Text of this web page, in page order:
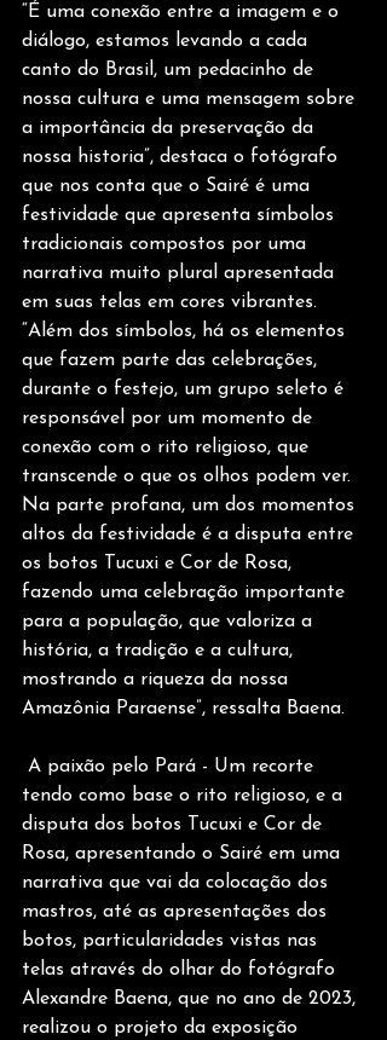
“É uma conexão entre a imagem e o
diálogo, estamos levando a cada
canto do Brasil, um pedacinho de
nossa cultura e uma mensagem sobre
a importância da preservação da
nossa historia”, destaca o fotógrafo
que nos conta que o Sairé é uma
festividade que apresenta símbolos
tradicionais compostos por uma
narrativa muito plural apresentada
em suas telas em cores vibrantes.
“Além dos símbolos, há os elementos
que fazem parte das celebrações,
durante o festejo, um grupo seleto é
responsável por um momento de
conexão com o rito religioso, que
transcende o que os olhos podem ver.
Na parte profana, um dos momentos
altos da festividade é a disputa entre
os botos Tucuxi e Cor de Rosa,
fazendo uma celebração importante
para a população, que valoriza a
história, a tradição e a cultura,
mostrando a riqueza da nossa
Amazônia Paraense”, ressalta Baena.
tendo como base o rito religioso, e a
disputa dos botos Tucuxi e Cor de
Rosa, apresentando o Sairé em uma
narrativa que vai da colocação dos
mastros, até as apresentações dos
botos, particularidades vistas nas
telas através do olhar do fotógrafo
Alexandre Baena, que no ano de 2023,
realizou o projeto da exposição